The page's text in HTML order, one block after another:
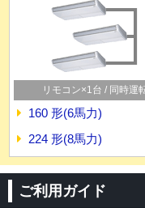
リモコン×1台 / 同時運
160 形(6馬力)
224 形(8馬力)
ご利用ガイド